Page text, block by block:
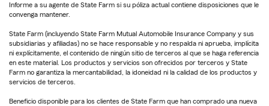
Informe a su agente de State Farm si su póliza actual contiene disposiciones que le
convenga mantener.
State Farm (incluyendo State Farm Mutual Automobile Insurance Company y sus
subsidiarias y afiliadas) no se hace responsable y no respalda ni aprueba, implícita
ni explícitamente, el contenido de ningún sitio de terceros al que se haga referencia
en este material. Los productos y servicios son ofrecidos por terceros y State
Farm no garantiza la mercantabilidad, la idoneidad ni la calidad de los productos y
servicios de terceros.
Beneficio disponible para los clientes de State Farm que han comprado una nueva